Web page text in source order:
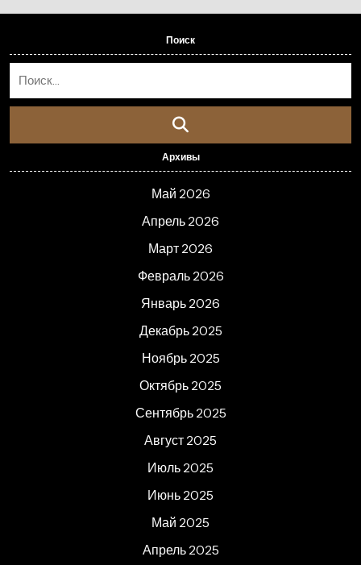
Поиск
Архивы
Май 2026
Апрель 2026
Март 2026
Февраль 2026
Январь 2026
Декабрь 2025
Ноябрь 2025
Октябрь 2025
Сентябрь 2025
Август 2025
Июль 2025
Июнь 2025
Май 2025
Апрель 2025